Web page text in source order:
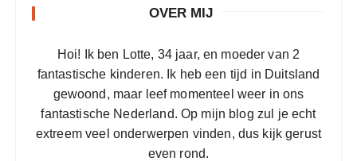
OVER MIJ
Hoi! Ik ben Lotte, 34 jaar, en moeder van 2
fantastische kinderen. Ik heb een tijd in Duitsland
gewoond, maar leef momenteel weer in ons
fantastische Nederland. Op mijn blog zul je echt
extreem veel onderwerpen vinden, dus kijk gerust
even rond.